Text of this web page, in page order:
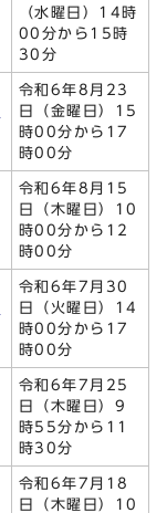
（水曜日）14時
00分から15時
30分
令和6年8月23
日（金曜日）15
時00分から17
時00分
令和6年8月15
日（木曜日）10
時00分から12
時00分
令和6年7月30
日（火曜日）14
時00分から17
時00分
令和6年7月25
日（木曜日）9
時55分から11
時30分
令和6年7月18
日（木曜日）10